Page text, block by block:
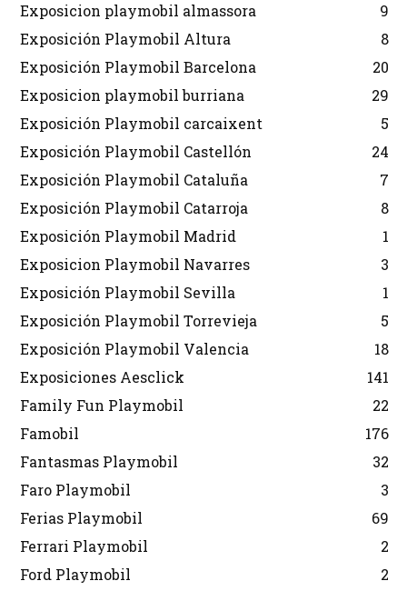
Exposicion playmobil almassora
9
Exposición Playmobil Altura
8
Exposición Playmobil Barcelona
20
Exposicion playmobil burriana
29
Exposición Playmobil carcaixent
5
Exposición Playmobil Castellón
24
Exposición Playmobil Cataluña
7
Exposición Playmobil Catarroja
8
Exposición Playmobil Madrid
1
Exposicion Playmobil Navarres
3
Exposición Playmobil Sevilla
1
Exposición Playmobil Torrevieja
5
Exposición Playmobil Valencia
18
Exposiciones Aesclick
141
Family Fun Playmobil
22
Famobil
176
Fantasmas Playmobil
32
Faro Playmobil
3
Ferias Playmobil
69
Ferrari Playmobil
2
Ford Playmobil
2